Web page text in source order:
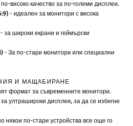
високо качество за по-големи дисплеи.
- идеален за монитори с висока
- за широки екрани и геймърски
- За по-стари монитори или специални
И МАЩАБИРАНЕ
формат за съвременните монитори.
ултрашироки дисплеи, за да се избегне
някои по-стари устройства все още го